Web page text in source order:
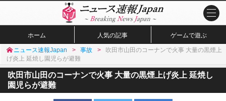
ホーム 人気の記事 ゲームで遊ぶ
ニュース速報Japan 事故
吹田市山田のコーナンで火事 大量の黒煙上
げ炎上 延焼し園児らが避難
吹田市山田のコーナンで火事 大量の黒煙上げ炎上 延焼し
園児らが避難